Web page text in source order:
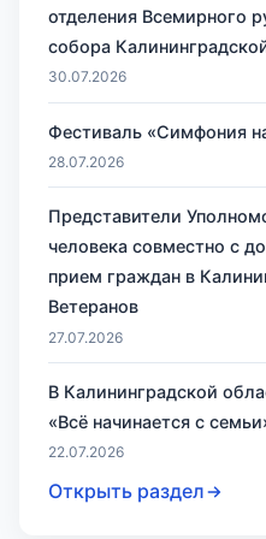
отделения Всемирного
собора
30.07.2026
Фестиваль «Симфония
28.07.2026
Представители
человека совместно с
прием граждан в
Ветеранов
27.07.2026
В Калининградской
«Всё начинается с
22.07.2026
Открыть раздел